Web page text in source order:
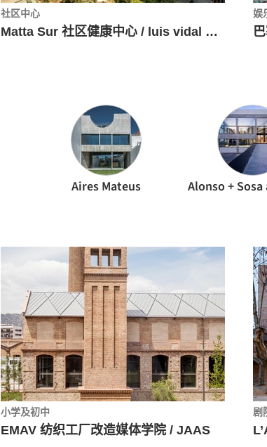
社区中心
Matta Sur 社区健康中心 / luis vidal + arquitectos
娱
Aires Mateus
小学及初中
EMAV 纺织工厂改造媒体学院 / JAAS
剧